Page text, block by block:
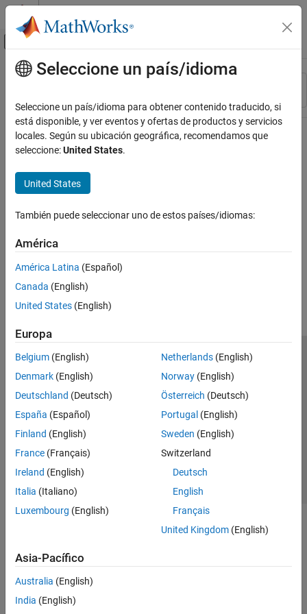
Saltar al contenido
Mostrar/ocultar menú de navegación
Recurso
Contenido principal
Seleccione un país/idioma
Seleccione un país/idioma para obtener contenido traducido, si
está disponible, y ver eventos y ofertas de productos y servicios
locales. Según su ubicación geográfica, recomendamos que
seleccione:United States.
United States
También puede seleccionar uno de estos países/idiomas:
América
América Latina (Español)
Canada (English)
United States (English)
Europa
Belgium (English)
Denmark (English)
Deutschland (Deutsch)
España (Español)
Finland (English)
France (Français)
Ireland (English)
Italia (Italiano)
Luxembourg (English)
Netherlands(English)
Norway(English)
Österreich (Deutsch)
Portugal (English)
Sweden (English)
Switzerland
Deutsch
English
Français
United Kingdom(English)
Asia-Pacífico
Australia (English)
India (English)
Centro de confianza
Marcas comerciales
Política de privacidad
Antipiratería
Estado de las aplicaciones
Información de contacto
© 1994-2026 The MathWorks, Inc.